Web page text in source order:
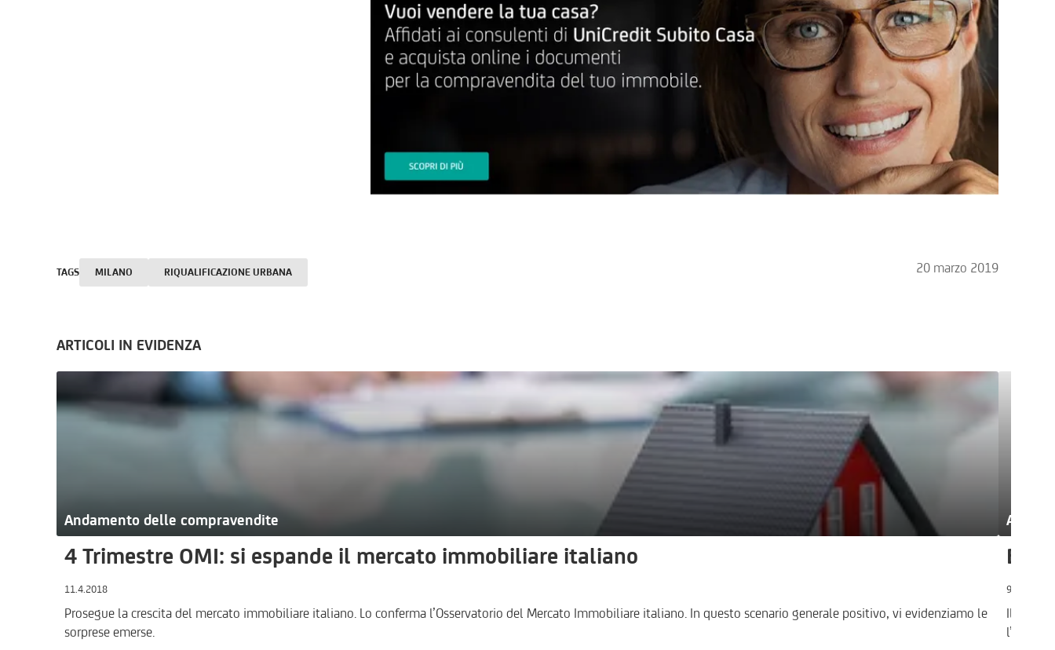
TAGS MILANO RIQUALIFICAZIONE URBANA 20 marzo 2019
ARTICOLI IN EVIDENZA
Andamento delle compravendite
4 Trimestre OMI: si espande il mercato immobiliare italiano
11.4.2018
Prosegue la crescita del mercato immobiliare italiano. Lo conferma l’Osservatorio del Mercato Immobiliare italiano. In questo scenario generale positivo, vi evidenziamo le
sorprese emerse.
9.8.2016
Il